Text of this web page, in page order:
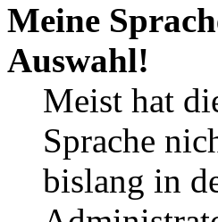
Meine
Auswahl!
Meist hat
Sprache
bislang in